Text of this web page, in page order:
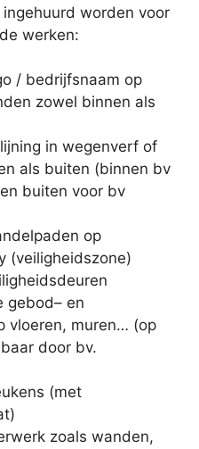
worden voor
werken:
/ bedrijfsnaam op
zowel binnen als
in wegenverf of
als buiten (binnen bv
buiten voor bv
op
(veiligheidszone)
gebod– en
vloeren, muren… (op
door bv.
(met
zoals wanden,